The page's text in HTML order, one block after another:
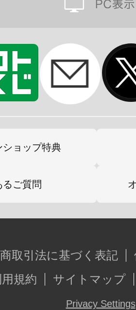
ショップ特典
るご質問
取引法に基づく表記
規約
サイトマップ
Privacy Settings